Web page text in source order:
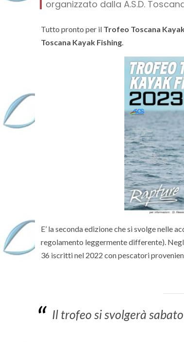
organizzato dalla A.S.D.
Tutto pronto per il Trofeo Toscana
Toscana Kayak Fishing
E’ la seconda edizione che si svolge nelle
regolamento leggermente differente).
36 iscritti nel 2022 con pescatori
Il trofeo si svolgerà